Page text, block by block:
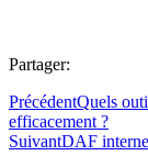
Partager:
PrécédentQuels
efficacement ?
SuivantDAF